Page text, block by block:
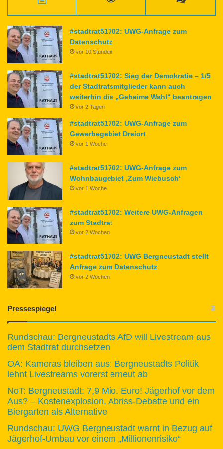
#stadtrat51702: UWG-Anfrage zum
Datenschutz
vor 10 Stunden
#stadtrat51702: Sieg der Demokratie – 1/5
der Stadtratsmitglieder kann auch
weiterhin die „Geheime Wahl“ beantragen
vor 2 Tagen
#stadtrat51702: UWG-Anfrage zum
Gewerbegebiet Dreiort
vor 1 Woche
#stadtrat51702: UWG-Anfrage zum
Wohnbaugebiet ‚Zum Wiebusch‘
vor 1 Woche
#stadtrat51702: Weitere UWG-Anfragen
zum Stadtrat
vor 2 Wochen
#stadtrat51702: UWG Bergneustadt stellt
Anfrage zum Datenschutz
vor 2 Wochen
Pressespiegel
Rundschau: Bergneustadts AfD will Livestream aus
dem Stadtrat durchsetzen
OA: Kameras bleiben aus: Bergneustadts Politik
lehnt Livestreams vorerst erneut ab
NoT: Bergneustadt: 7,9 Mio. Euro! Jägerhof vor dem
Aus? – Kostenexplosion, Abriss-Debatte und ein
Biergarten als Alternative
Rundschau: UWG Bergneustadt warnt in Bezug auf
Jägerhof-Umbau vor einem „Millionenrisiko“